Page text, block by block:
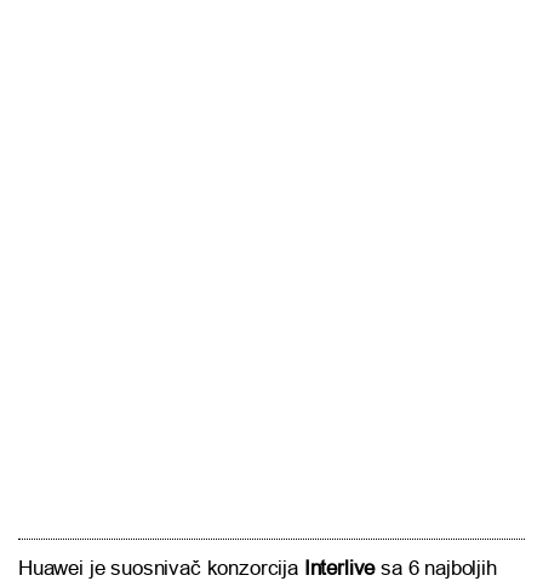
Huawei je suosnivač konzorcija Interlivesa 6 najboljih